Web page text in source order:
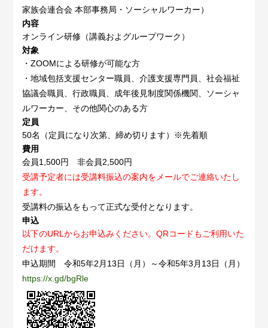
家族会連合会 本部事務局・ソーシャルワーカー）
内容
オンライン研修（講義およグループワーク）
対象
・ZOOMによる研修が可能な方
・地域包括支援センター職員、介護支援専門員、社会福祉
協議会職員、行政職員、成年後見制度関係機関、ソーシャ
ルワーカー、その他関心のある方
定員
50名（定員になり次第、締め切ります）※先着順
費用
会員1,500円 非会員2,500円
受講予定者には受講料振込の案内をメールでご連絡いたし
ます。
受講料の振込をもって正式な受付となります。
申込
以下のURLからお申込みください。QRコードもご利用いた
だけます。
申込期間 令和5年2月13日（月）～令和5年3月13日（月）
https://x.gd/bgRle